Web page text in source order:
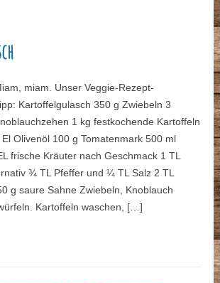
miam. Unser Veggie-Rezept-
Kartoffelgulasch 350 g Zwiebeln 3
1 kg festkochende Kartoffeln
El Olivenöl 100 g Tomatenmark 500 ml
frische Kräuter nach Geschmack 1 TL
¾ TL Pfeffer und ¼ TL Salz 2 TL
g saure Sahne Zwiebeln, Knoblauch
Kartoffeln waschen, […]